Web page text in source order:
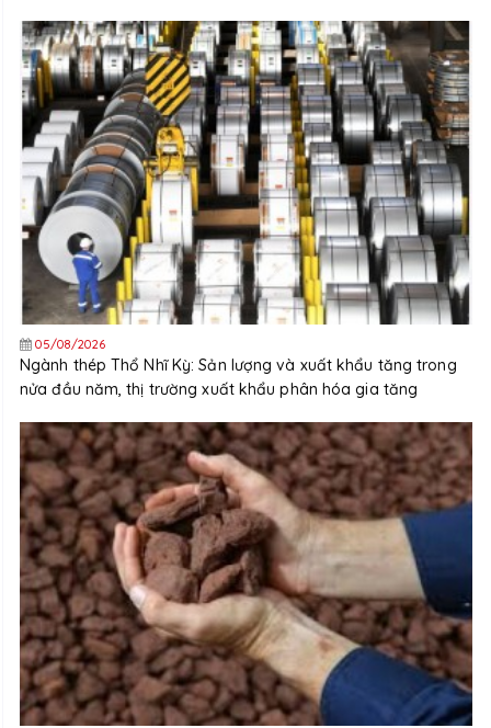
05/08/2026
Ngành thép Thổ Nhĩ Kỳ: Sản lượng và xuất khẩu tăng trong
nửa đầu năm, thị trường xuất khẩu phân hóa gia tăng